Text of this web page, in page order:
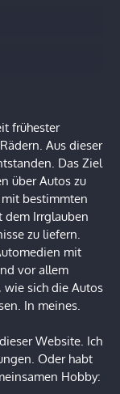
frühester
Aus dieser
Das Ziel
über Autos zu
bestimmten
dem Irrglauben
zu liefern.
mit
vor allem
wie sich die Autos
In meines.
Website. Ich
Oder habt
Hobby: